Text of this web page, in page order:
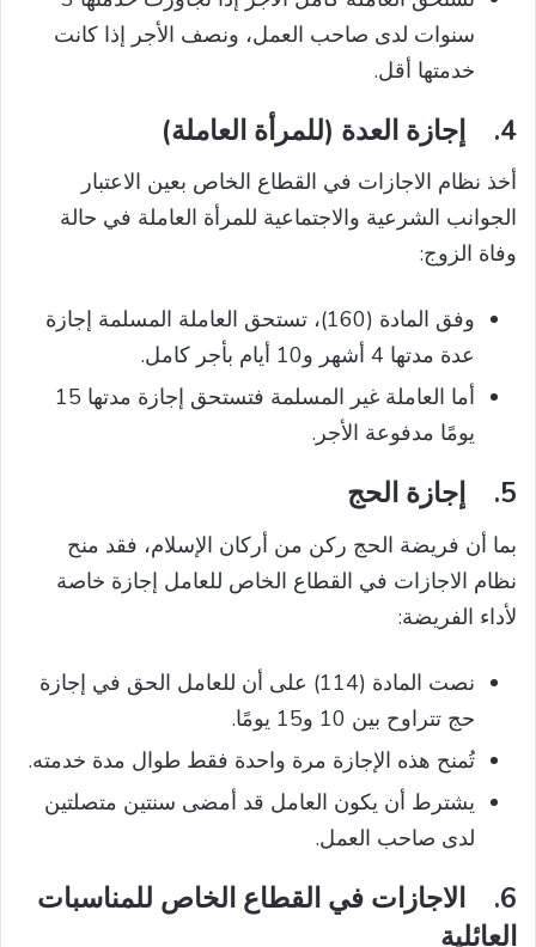
سنوات لدى صاحب العمل، ونصف الأجر إذا كانت
خدمتها أقل.
4. إجازة العدة (للمرأة العاملة)
أخذ نظام الاجازات في القطاع الخاص بعين الاعتبار
الجوانب الشرعية والاجتماعية للمرأة العاملة في حالة
وفاة الزوج:
وفق المادة (160)، تستحق العاملة المسلمة إجازة
عدة مدتها 4 أشهر و10 أيام بأجر كامل.
أما العاملة غير المسلمة فتستحق إجازة مدتها 15
يومًا مدفوعة الأجر.
5. إجازة الحج
بما أن فريضة الحج ركن من أركان الإسلام، فقد منح
نظام الاجازات في القطاع الخاص للعامل إجازة خاصة
لأداء الفريضة:
نصت المادة (114) على أن للعامل الحق في إجازة
حج تتراوح بين 10 و15 يومًا.
تُمنح هذه الإجازة مرة واحدة فقط طوال مدة خدمته.
يشترط أن يكون العامل قد أمضى سنتين متصلتين
لدى صاحب العمل.
6.
الاجازات في القطاع الخاص للمناسبات
العائلية